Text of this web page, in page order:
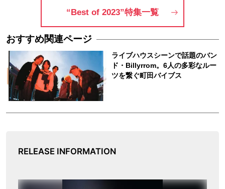
“Best of 2023”特集一覧
RELEASE INFORMATION